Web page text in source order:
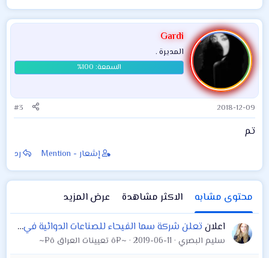
Gardi
المديرة .
2018-12-09
#3
تم
إشعار - Mention رد
محتوى مشابه الاكثر مشاهدة
عرض المزيد
اعلان تعلن شركة سما الفيحاء للصناعات الدوائية في البصرة – الزبير عن حاجتها الى موظف
سليم البصري 2019-06-11 ~¤ô تعيينات العراق ô¤~